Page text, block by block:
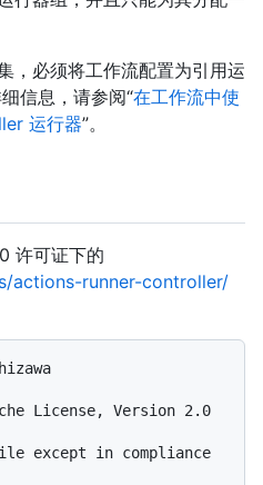
，必须将工作流配置为引用运
信息，请参阅“在工作流中使
运行器”。
许可证下的
actions-runner-controller/
License, Version 2.0
except in compliance